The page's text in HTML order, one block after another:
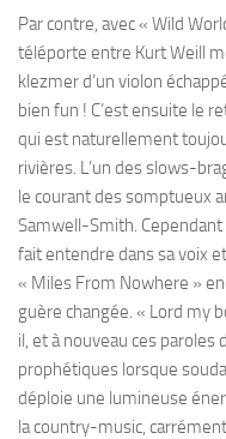
Par contre, avec « Wild
téléporte entre Kurt Weill
klezmer d’un violon
bien fun ! C’est ensuite le
qui est naturellement
rivières. L’un des slows-
le courant des somptueux
Samwell-Smith.
fait entendre dans sa voix
« Miles From Nowhere »
guère changée. « Lord my
il, et à nouveau ces paroles
prophétiques lorsque
déploie une lumineuse
la country-music,